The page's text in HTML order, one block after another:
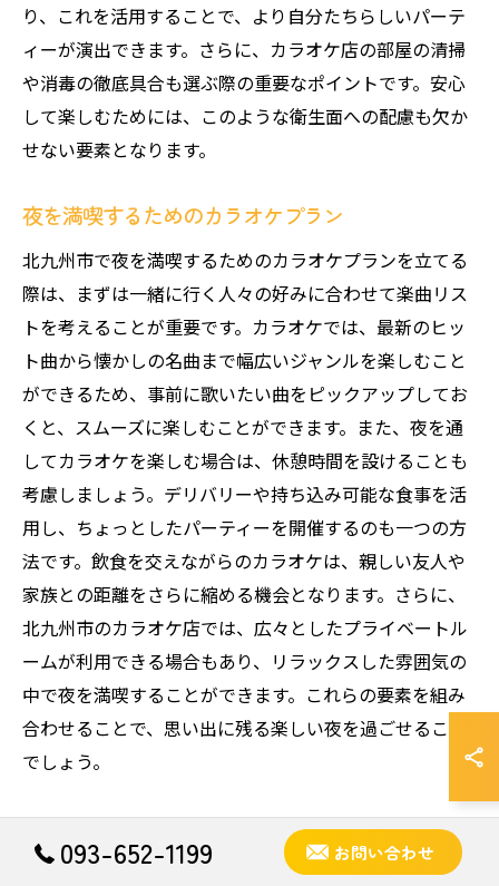
り、これを活用することで、より自分たちらしいパーテ
ィーが演出できます。さらに、カラオケ店の部屋の清掃
や消毒の徹底具合も選ぶ際の重要なポイントです。安心
して楽しむためには、このような衛生面への配慮も欠か
せない要素となります。
夜を満喫するためのカラオケプラン
北九州市で夜を満喫するためのカラオケプランを立てる
際は、まずは一緒に行く人々の好みに合わせて楽曲リス
トを考えることが重要です。カラオケでは、最新のヒッ
ト曲から懐かしの名曲まで幅広いジャンルを楽しむこと
ができるため、事前に歌いたい曲をピックアップしてお
くと、スムーズに楽しむことができます。また、夜を通
してカラオケを楽しむ場合は、休憩時間を設けることも
考慮しましょう。デリバリーや持ち込み可能な食事を活
用し、ちょっとしたパーティーを開催するのも一つの方
法です。飲食を交えながらのカラオケは、親しい友人や
家族との距離をさらに縮める機会となります。さらに、
北九州市のカラオケ店では、広々としたプライベートル
ームが利用できる場合もあり、リラックスした雰囲気の
中で夜を満喫することができます。これらの要素を組み
合わせることで、思い出に残る楽しい夜を過ごせること
でしょう。
広々とした空間で心からくつろげるカラオ
093-652-1199 お問い合わせ